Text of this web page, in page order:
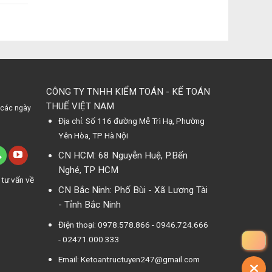
ngày
vấn về
CÔNG TY TNHH KIỂM TOÁN - KẾ TOÁN
THUẾ VIỆT NAM
Địa chỉ: Số 116 đường Mễ Trì Hạ, Phường
Yên Hòa, TP Hà Nội
CN HCM: 68 Nguyễn Huệ, P.Bến
Nghé, TP HCM
CN Bắc Ninh: Phố Bùi - Xã Lương Tài
- Tỉnh Bắc Ninh
Điện thoại: 0978.578.866 - 0946.724.666
- 02471.000.333
Email: Ketoantructuyen247@gmail.com